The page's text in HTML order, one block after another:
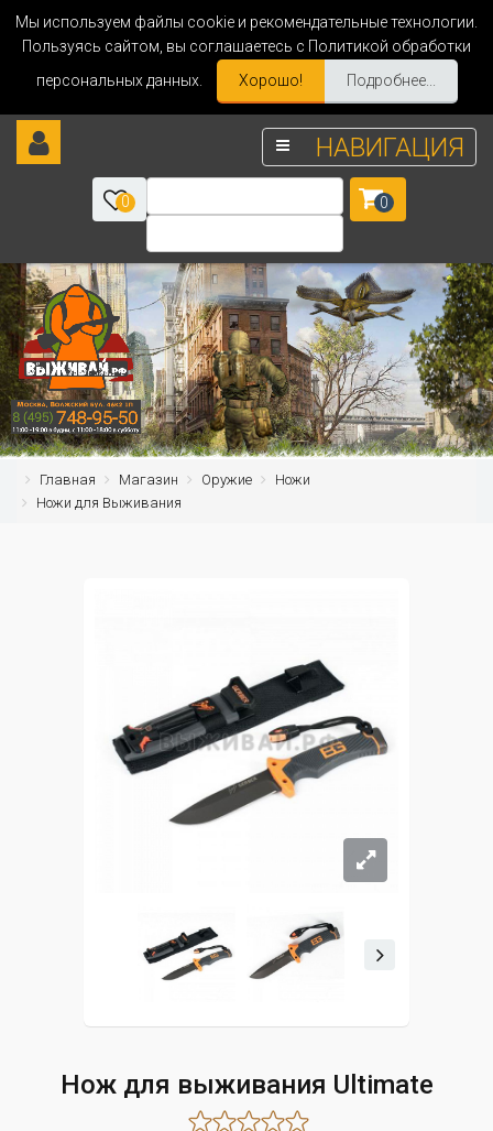
Мы используем файлы cookie и рекомендательные технологии.
Пользуясь сайтом, вы соглашаетесь с Политикой обработки
персональных данных.
Хорошо! Подробнее...
НАВИГАЦИЯ
0 0
Главная Магазин Оружие
Ножи
Ножи для Выживания
Нож для выживания Ultimate